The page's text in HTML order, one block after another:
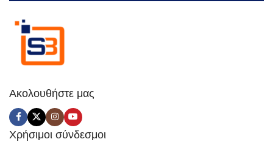
Ακολουθήστε μας
Χρήσιμοι σύνδεσμοι